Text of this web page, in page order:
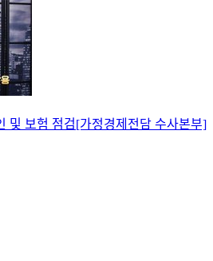
및 보험 점검[가정경제전담 수사본부]